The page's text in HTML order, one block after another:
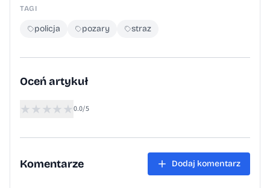
TAGI
policja pozary straz
Oceń artykuł
★ ★ ★★ ★0.0/5
Komentarze Dodaj komentarz